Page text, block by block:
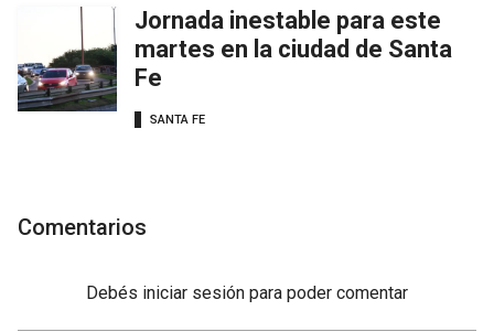
Jornada inestable para este
martes en la ciudad de Santa
Fe
SANTA FE
Comentarios
Debés iniciar sesión para poder comentar